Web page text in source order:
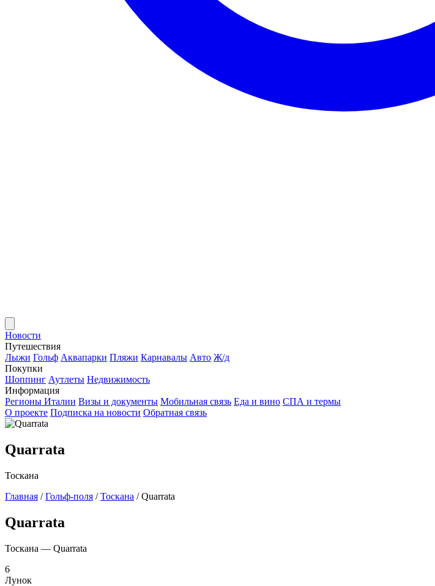
Новости
Путешествия
Лыжи Гольф Аквапарки Пляжи Карнавалы Авто Ж/д
Покупки
Шоппинг Аутлеты Недвижимость
Информация
Регионы Италии Визы и документы Мобильная связь Еда и вино СПА и термы
О проекте Подписка на новости Обратная связь
Quarrata
Тоскана
Главная / Гольф-поля / Тоскана / Quarrata
Quarrata
Тоскана — Quarrata
6
Лунок